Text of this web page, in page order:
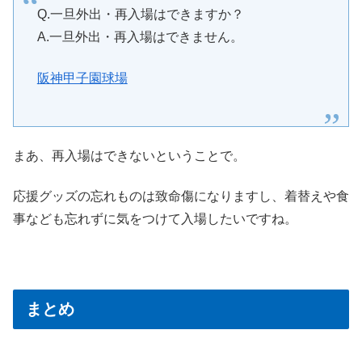
Q.一旦外出・再入場はできますか？
A.一旦外出・再入場はできません。
阪神甲子園球場
まあ、再入場はできないということで。
応援グッズの忘れものは致命傷になりますし、着替えや食
事なども忘れずに気をつけて入場したいですね。
まとめ